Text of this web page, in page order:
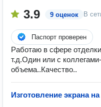
3.9 9 оценок В
Паспорт проверен
Работаю в сфере
т.д.Один или с
объема..Качество..
Изготовление экрана